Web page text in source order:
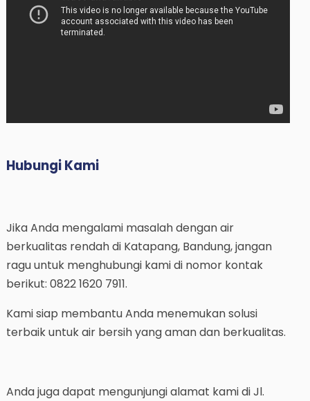
Hubungi Kami
Jika Anda mengalami masalah dengan air
berkualitas rendah di Katapang, Bandung, jangan
ragu untuk menghubungi kami di nomor kontak
berikut: 0822 1620 7911.
Kami siap membantu Anda menemukan solusi
terbaik untuk air bersih yang aman dan berkualitas.
Anda juga dapat mengunjungi alamat kami di Jl.